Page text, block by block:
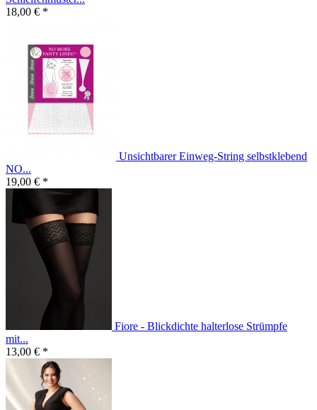
18,00 € *
Unsichtbarer Einweg-String selbstklebend
NO...
19,00 € *
Fiore - Blickdichte halterlose Strümpfe
mit...
13,00 € *